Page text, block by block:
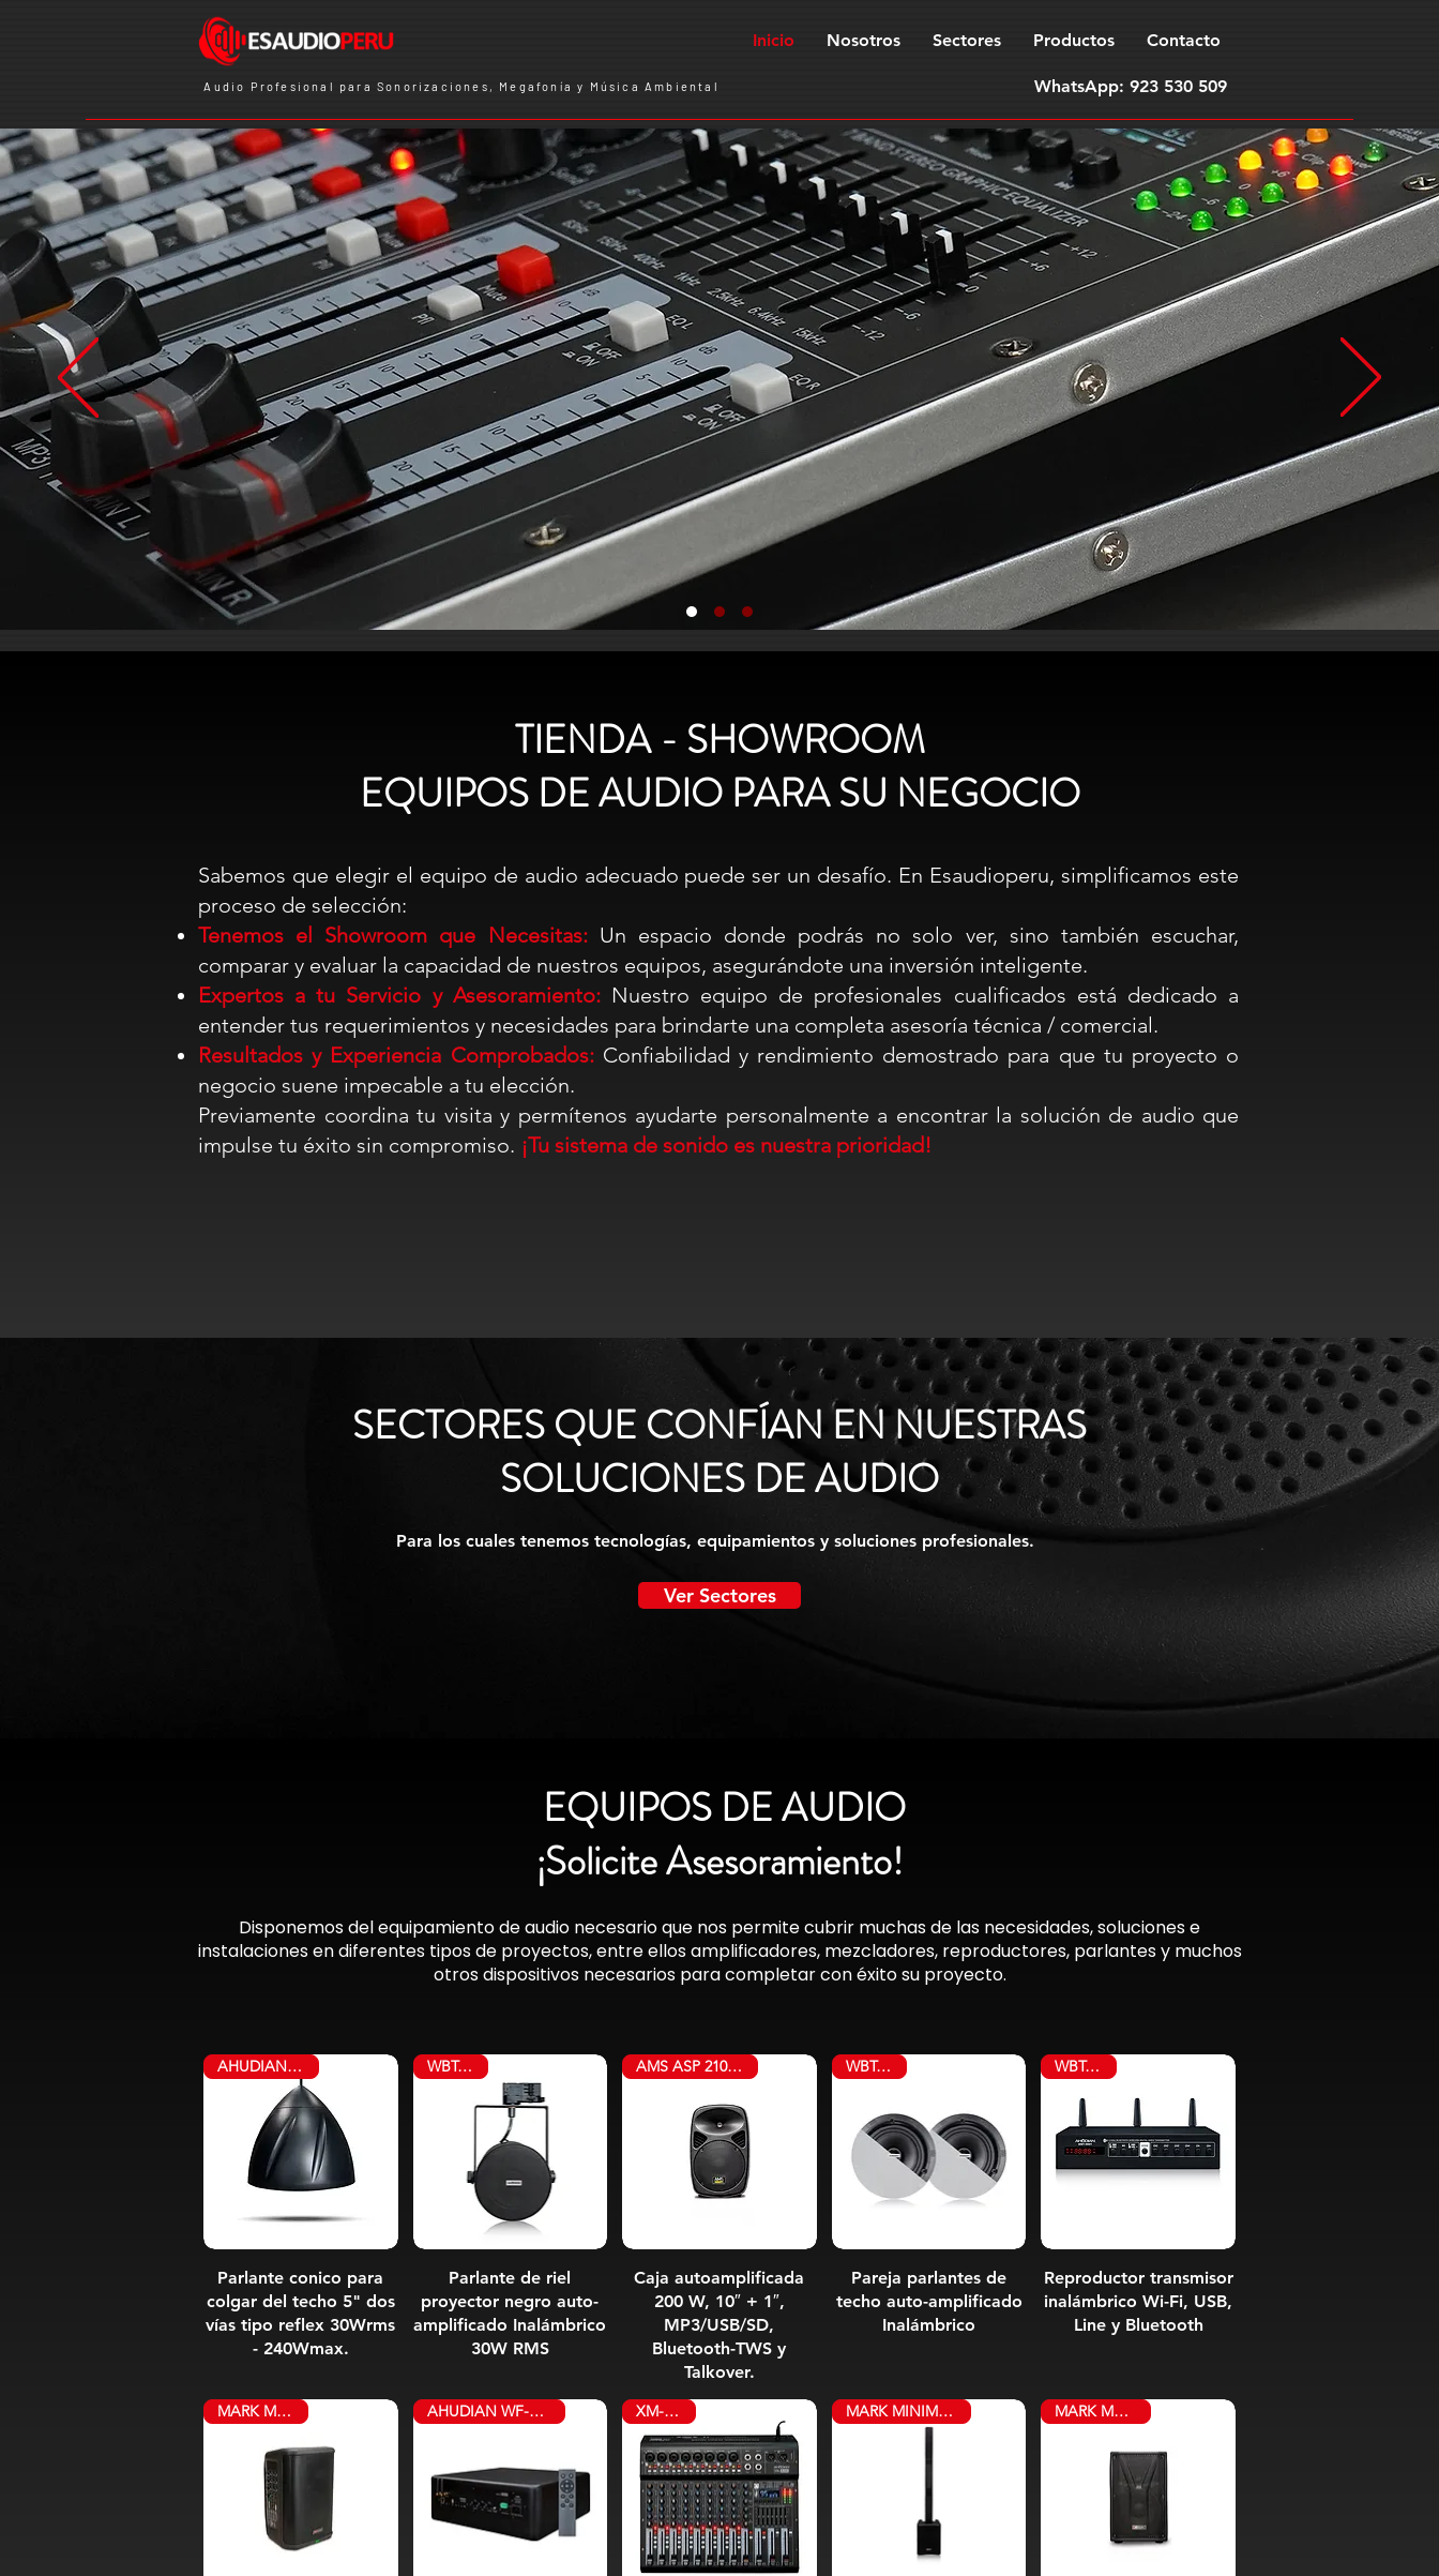
Audio Profesional para Sonorizaciones, Megafonía y Música Ambiental
Inicio Nosotros Sectores Productos Contacto
WhatsApp: 923 530 509
Expertos en audio profesional, megafonía y comunicación
TIENDA - SHOWROOM
EQUIPOS DE AUDIO PARA SU NEGOCIO
Sabemos que elegir el equipo de audio adecuado puede ser un desafío. En Esaudioperu, simplificamos este
proceso de selección:
Tenemos el Showroom que Necesitas:Un espacio donde podrás no solo ver, sino también escuchar,
comparar y evaluar la capacidad de nuestros equipos, asegurándote una inversión inteligente.
Expertos a tu Servicio y Asesoramiento: Nuestro equipo de profesionales cualificados está dedicado a
entender tus requerimientos y necesidades para brindarte una completa asesoría técnica / comercial.
Resultados y Experiencia Comprobados: Confiabilidad y rendimiento demostrado para que tu proyecto o
negocio suene impecable a tu elección.
Previamente coordina tu visita y permítenos ayudarte personalmente a encontrar la solución de audio que
impulse tu éxito sin compromiso. ¡Tu sistema de sonido es nuestra prioridad!
SECTORES QUE CONFÍAN EN NUESTRAS
SOLUCIONES DE AUDIO
Para los cuales tenemos tecnologías, equipamientos y soluciones profesionales.
Ver Sectores
EQUIPOS DE AUDIO
¡Solicite Asesoramiento!
Disponemos del equipamiento de audio necesario que nos permite cubrir muchas de las necesidades, soluciones e
instalaciones en diferentes tipos de proyectos, entre ellos amplificadores, mezcladores, reproductores, parlantes y muchos
otros dispositivos necesarios para completar con éxito su proyecto.
AHUDIAN PT-530
Parlante conico para
colgar del techo 5" dos
vías tipo reflex 30Wrms
- 240Wmax.
WBT-903R
Parlante de riel
proyector negro auto-
amplificado Inalámbrico
30W RMS
AMS ASP 210 A MKII
Caja autoamplificada
200 W, 10″ + 1″,
MP3/USB/SD,
Bluetooth-TWS y
Talkover.
WBT-901R
Pareja parlantes de
techo auto-amplificado
Inalámbrico
WBT-900T
Reproductor transmisor
inalámbrico Wi-Fi, USB,
Line y Bluetooth
MARK MPB 190 AHUDIAN WF-SUB580B XM-8USB MARK MINIMAN BAT MARK MS 215 A